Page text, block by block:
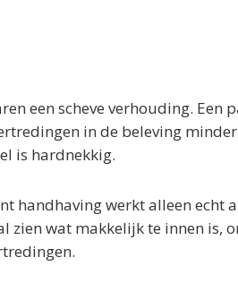
een scheve verhouding.
in de beleving
is hardnekkig.
handhaving werkt alleen echt
zien wat makkelijk te innen is,